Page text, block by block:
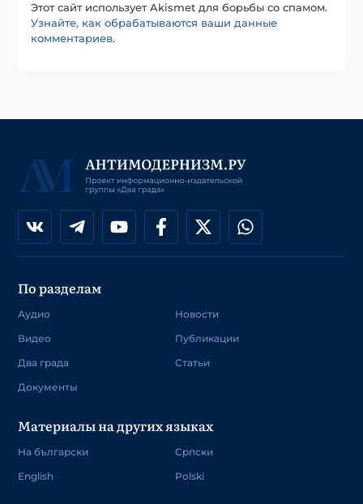
Этот сайт использует Akismet для борьбы со спамом.
Узнайте, как обрабатываются ваши данные
комментариев.
По разделам
Аудио
Видео
Два града
Документы
Новости
Публикации
Статьи
Материалы на других языках
На български
English
Српски
Polski